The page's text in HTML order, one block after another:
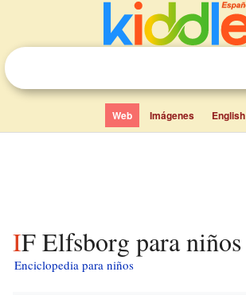
Web Imágenes English
IF Elfsborg para niños
Enciclopedia para niños